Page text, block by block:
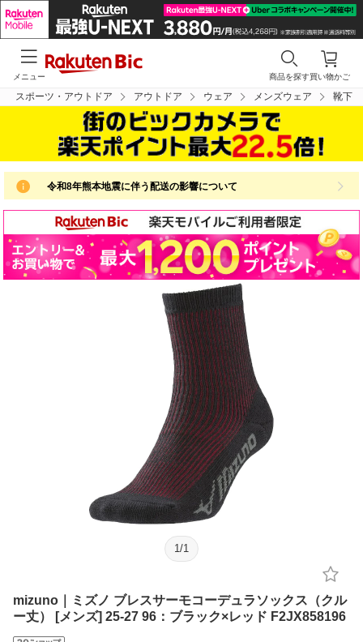
買い物かご
商品を探す
メニュー
スポーツ・アウトドア アウトドア ウェア メンズウェア 靴下
令和8年熊本地震に伴う配送の影響について
1 /1
mizuno｜ミズノ ブレスサーモコーデュラソックス（クル
ー丈） [メンズ] 25-27 96：ブラック×レッド F2JX858196